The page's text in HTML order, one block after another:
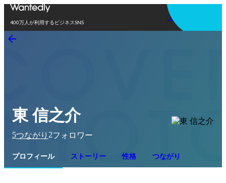
400万人が利用するビジネスSNS
アプリを使う
東 信之介
5つながり 2フォロワー
プロフィール ストーリー 性格 つながり